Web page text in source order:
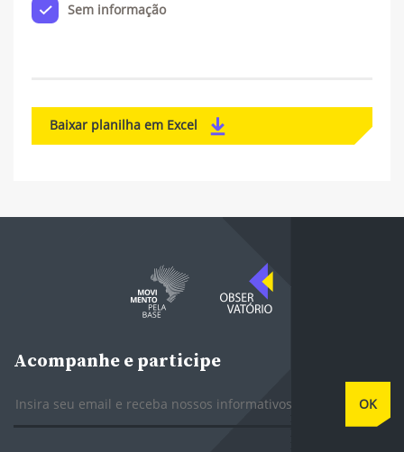
Sem informação
Baixar planilha em Excel
Acompanhe e participe
OK